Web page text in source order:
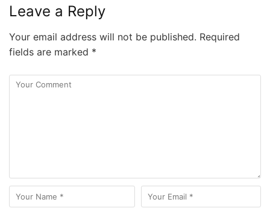
Leave a Reply
Your email address will not be published. Required
fields are marked *